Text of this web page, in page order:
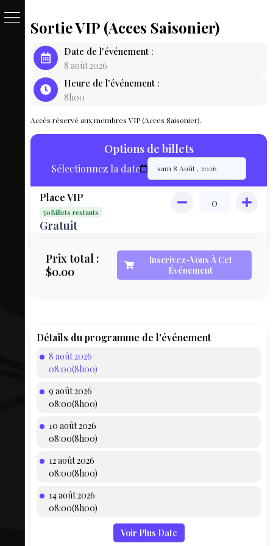
PASSE
BILLET
LIVE
MAP
MON
COMPTE
AEQ
Sortie VIP (Acces Saisonier)
Date de l'événement :
8 août 2026
Heure de l'événement :
8h00
Accès réservé aux membres VIP (Acces Saisonier).
Options de billets
Sélectionnez la date
Place VIP
50Billets restants
Gratuit
Prix total :
$0.00
Inscrivez-Vous À Cet
Événement
Détails du programme de l'événement
8 août 2026
08:00(8h00)
9 août 2026
08:00(8h00)
10 août 2026
08:00(8h00)
12 août 2026
08:00(8h00)
14 août 2026
08:00(8h00)
Voir Plus Date